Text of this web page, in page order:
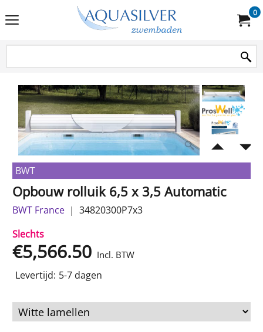
0
BWT
Opbouw rolluik 6,5 x 3,5 Automatic
BWT France
34820300P7x3
Slechts
€5,566.50 Incl. BTW
Levertijd: 5-7 dagen